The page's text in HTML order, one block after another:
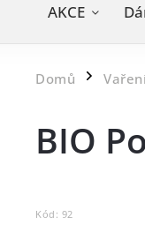
AKCE
Domů /
BIO
Kód: 92